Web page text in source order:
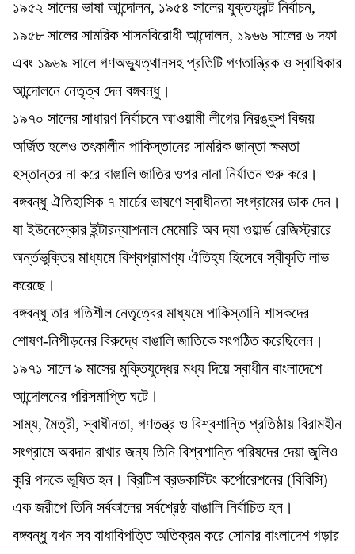
১৯৫২ সালের ভাষা আন্দোলন, ১৯৫৪ সালের যুক্তফ্রন্ট নির্বাচন,
১৯৫৮ সালের সামরিক শাসনবিরোধী আন্দোলন, ১৯৬৬ সালের ৬ দফা
এবং ১৯৬৯ সালে গণঅভ্যুত্থানসহ প্রতিটি গণতান্ত্রিক ও স্বাধিকার
আন্দোলনে নেতৃত্ব দেন বঙ্গবন্ধু।
১৯৭০ সালের সাধারণ নির্বাচনে আওয়ামী লীগের নিরঙ্কুশ বিজয়
অর্জিত হলেও তৎকালীন পাকিস্তানের সামরিক জান্তা ক্ষমতা
হস্তান্তর না করে বাঙালি জাতির ওপর নানা নির্যাতন শুরু করে।
বঙ্গবন্ধু ঐতিহাসিক ৭ মার্চের ভাষণে স্বাধীনতা সংগ্রামের ডাক দেন।
যা ইউনেস্কোর ইন্টারন্যাশনাল মেমোরি অব দ্যা ওয়ার্ল্ড রেজিস্ট্রারে
অর্ন্তভুক্তির মাধ্যমে বিশ্বপ্রামাণ্য ঐতিহ্য হিসেবে স্বীকৃতি লাভ
করেছে।
বঙ্গবন্ধু তার গতিশীল নেতৃত্বের মাধ্যমে পাকিস্তানি শাসকদের
শোষণ-নিপীড়নের বিরুদ্ধে বাঙালি জাতিকে সংগঠিত করেছিলেন।
১৯৭১ সালে ৯ মাসের মুক্তিযুদ্ধের মধ্য দিয়ে স্বাধীন বাংলাদেশে
আন্দোলনের পরিসমাপ্তি ঘটে।
সাম্য, মৈত্রী, স্বাধীনতা, গণতন্ত্র ও বিশ্বশান্তি প্রতিষ্ঠায় বিরামহীন
সংগ্রামে অবদান রাখার জন্য তিনি বিশ্বশান্তি পরিষদের দেয়া জুলিও
কুরি পদকে ভূষিত হন। ব্রিটিশ ব্রডকাস্টিং কর্পোরেশনের (বিবিসি)
এক জরীপে তিনি সর্বকালের সর্বশ্রেষ্ঠ বাঙালি নির্বাচিত হন।
বঙ্গবন্ধু যখন সব বাধাবিপত্তি অতিক্রম করে সোনার বাংলাদেশ গড়ার